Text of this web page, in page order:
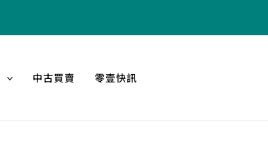
中古買賣 零壹快訊